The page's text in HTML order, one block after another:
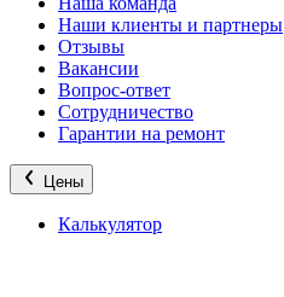
Наши клиенты и партнеры
Отзывы
Вакансии
Вопрос-ответ
Сотрудничество
Гарантии на ремонт
Цены
Калькулятор